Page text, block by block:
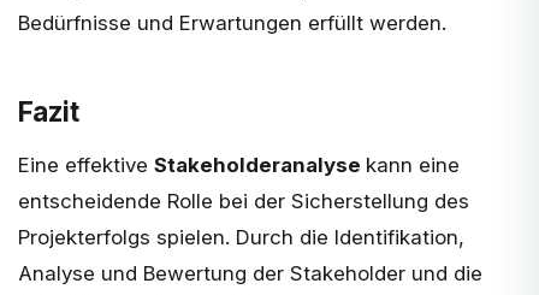
Bedürfnisse und Erwartungen erfüllt werden.
Fazit
Eine effektive Stakeholderanalyse kann eine
entscheidende Rolle bei der Sicherstellung des
Projekterfolgs spielen. Durch die Identifikation,
Analyse und Bewertung der Stakeholder und die